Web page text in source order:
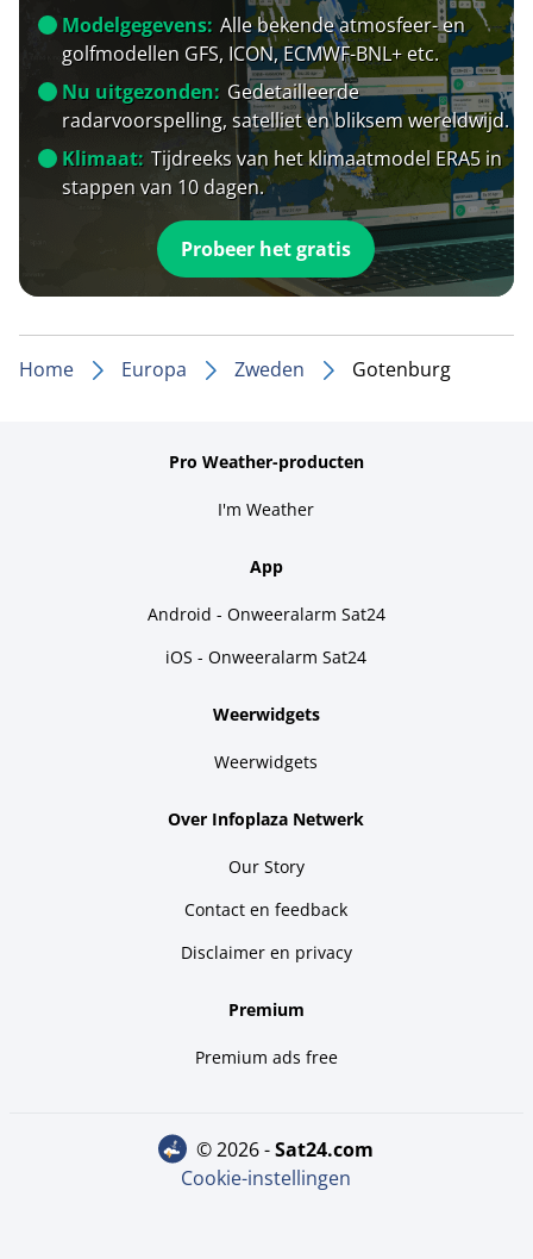
Modelgegevens: Alle bekende atmosfeer- en
golfmodellen GFS, ICON, ECMWF-BNL+ etc.
Nu uitgezonden: Gedetailleerde
radarvoorspelling, satelliet en bliksem wereldwijd.
Klimaat: Tijdreeks van het klimaatmodel ERA5 in
stappen van 10 dagen.
Probeer het gratis
Home Europa Zweden Gotenburg
Pro Weather-producten
I'm Weather
App
Android - Onweeralarm Sat24
iOS - Onweeralarm Sat24
Weerwidgets
Weerwidgets
Over Infoplaza Netwerk
Our Story
Contact en feedback
Disclaimer en privacy
Premium
Premium ads free
© 2026 - sat24.com
Cookie-instellingen